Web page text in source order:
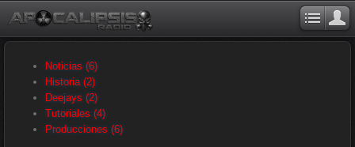
Noticias (6)
Historia(2)
Deejays (2)
Tutoriales (4)
Producciones (6)